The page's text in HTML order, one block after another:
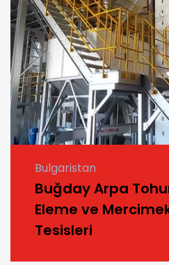
Bulgaristan
Buğday Arpa
Eleme ve
Tesisleri